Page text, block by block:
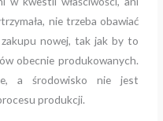
nie trzeba obawiać
zakupu nowej, tak jak by to
obecnie produkowanych.
a środowisko nie jest
produkcji.